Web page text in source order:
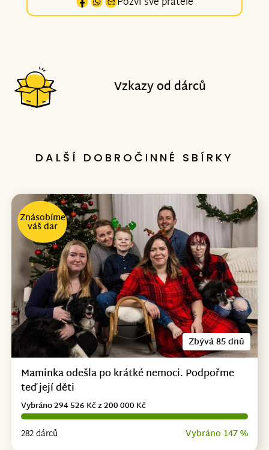
Vzkazy od dárců
DALŠÍ DOBROČINNÉ SBÍRKY
Zbývá 85 dnů
Znásobíme
váš dar
Maminka odešla po krátké nemoci. Podpořme
teď její děti
282 dárců Vybráno 147 %
Vybráno 294 526 Kč z 200 000 Kč